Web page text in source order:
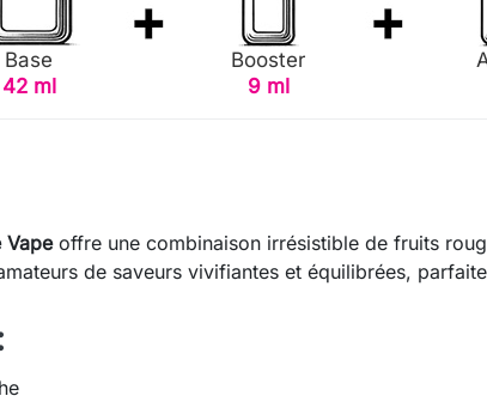
Base
42 ml
Booster
9 ml
offre une combinaison irrésistible de fruits
de saveurs vivifiantes et équilibrées,